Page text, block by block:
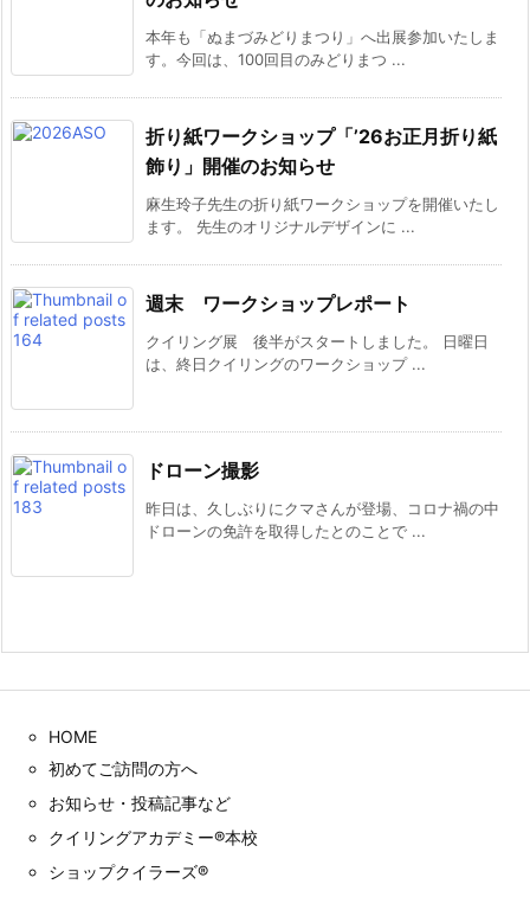
本年も「ぬまづみどりまつり」へ出展参加いたしま
す。今回は、100回目のみどりまつ ...
折り紙ワークショップ「’26お正月折り紙
飾り」開催のお知らせ
麻生玲子先生の折り紙ワークショップを開催いたし
ます。 先生のオリジナルデザインに ...
週末 ワークショップレポート
クイリング展 後半がスタートしました。 日曜日
は、終日クイリングのワークショップ ...
ドローン撮影
昨日は、久しぶりにクマさんが登場、コロナ禍の中
ドローンの免許を取得したとのことで ...
HOME
初めてご訪問の方へ
お知らせ・投稿記事など
クイリングアカデミー®︎本校
ショップクイラーズ®︎